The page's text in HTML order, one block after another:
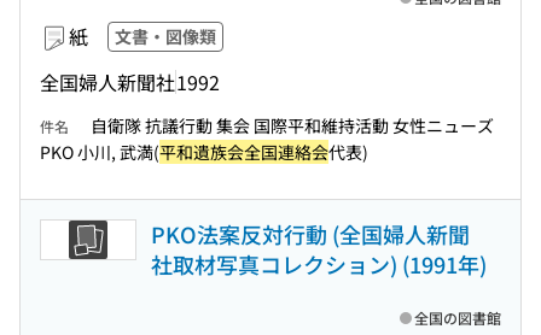
紙 文書・図像類
全国婦人新聞社1992
件名
自衛隊 抗議行動 集会 国際平和維持活動 女性ニューズ
PKO 小川, 武満(平和遺族会全国連絡会代表)
PKO法案反対行動 (全国婦人新聞
社取材写真コレクション) (1991年)
全国の図書館